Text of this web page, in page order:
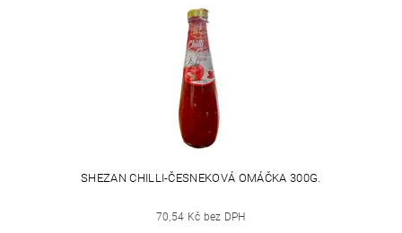
SHEZAN CHILLI-ČESNEKOVÁ OMÁČKA 300G.
70,54 Kč bez DPH